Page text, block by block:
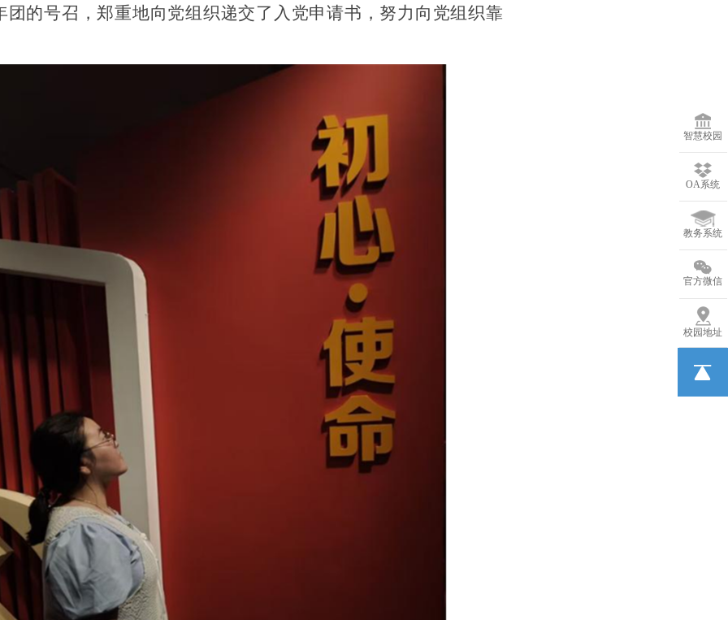
智慧校园
OA系统
教务系统
官方微信
校园地址
团的号召，郑重地向党组织递交了入党申请书，努力向党组织靠